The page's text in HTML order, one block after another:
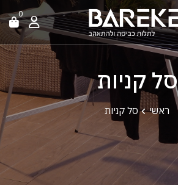
0
סל קניות
ראשי סל קניות